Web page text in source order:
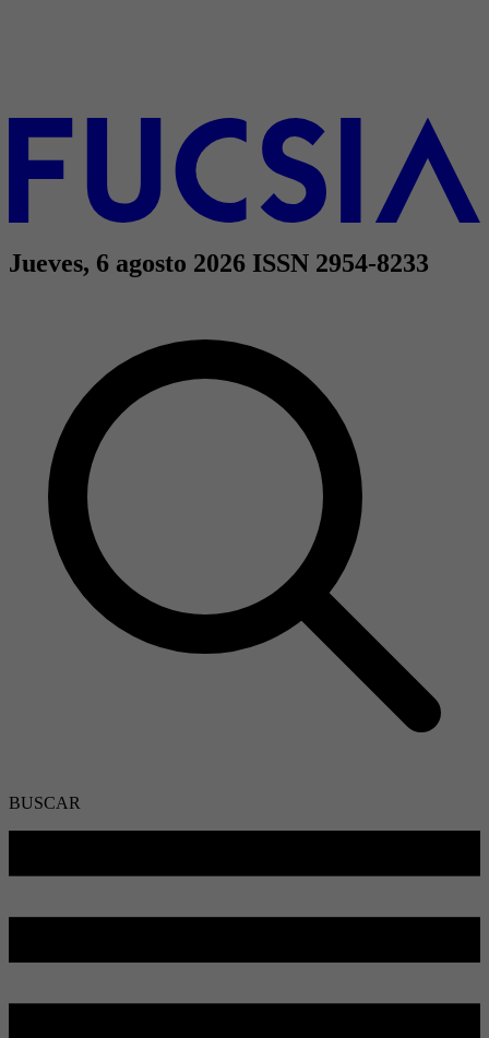
Jueves, 6 agosto 2026 ISSN 2954-8233
BUSCAR